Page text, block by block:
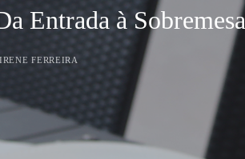
Entrada à Sobremesa
IRENE FERREIRA